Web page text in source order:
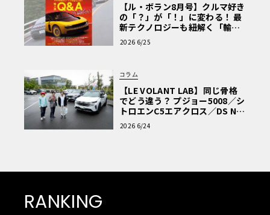
【ル・ボラン8月号】クルマ好き
の「？」が「！」に変わる！ 最
新テクノロジーも紐解く「輸入
車Q&A」
2026 6/25
コラム
【LE VOLANT LAB】同じ骨格
でどう違う？ プジョー5008／シ
トロエンC5エアクロス／DS Nº4
読者一気乗りレポート
2026 6/24
RANKING